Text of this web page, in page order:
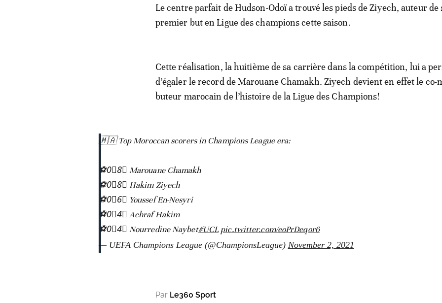
Le centre parfait de Hudson-Odoï a trouvé les pieds de Ziyech, auteur de
premier but en Ligue des champions cette saison.
Cette réalisation, la huitième de sa carrière dans la compétition, lui a
d’égaler le record de Marouane Chamakh. Ziyech devient en effet le
buteur marocain de l’histoire de la Ligue des Champions!
🇲🇦 Top Moroccan scorers in Champions League era:
⚽️0⃣8⃣ Marouane Chamakh
⚽️0⃣8⃣ Hakim Ziyech
⚽️0⃣6⃣ Youssef En-Nesyri
⚽️0⃣4⃣ Achraf Hakim
⚽️0⃣4⃣ Nourredine Naybet#UCL pic.twitter.com/eoPrDeqor6
— UEFA Champions League (@ChampionsLeague) November 2, 2021
Par Le360 Sport